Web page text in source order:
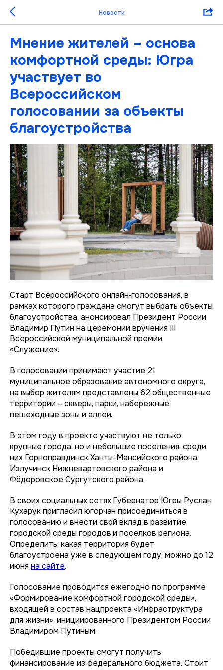
Новости
Мнение жителей – основа
комфортной среды: Югра
участвует во
Всероссийском
голосовании за объекты
благоустройства
Старт Всероссийского онлайн‑голосования, в
рамках которого граждане смогут выбрать объекты
благоустройства, анонсировал Президент России
Владимир Путин на церемонии вручения III
Всероссийской муниципальной премии
«Служение».
В голосовании принимают участие 21
муниципальное образование автономного округа,
на выбор жителям представлены 62 общественные
территории – скверы, парки, набережные,
пешеходные зоны и аллеи.
В этом году в проекте участвуют не только
крупные города, но и небольшие поселения, среди
них Горноправдинск Ханты-Мансийского района,
Излучинск Нижневартовского района и
Фёдоровское Сургутского района.
В своих социальных сетях Губернатор Югры Руслан
Кухарук пригласил югорчан присоединиться в
голосованию и внести свой вклад в развитие
городской среды городов и поселков региона.
Определить, какая территория будет
благоустроена уже в следующем году, можно до 12
июня на сайте.
Голосование проводится ежегодно по программе
«Формирование комфортной городской среды»,
входящей в состав нацпроекта «Инфраструктура
для жизни», инициированного Президентом России
Владимиром Путиным.
Победившие проекты смогут получить
финансирование из федерального бюджета. Стоит